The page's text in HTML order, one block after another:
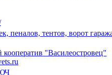
пеналов, тентов, ворот
"Василеостровец"